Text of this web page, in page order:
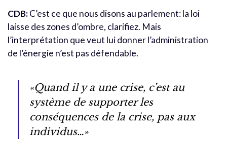
CDB:C’est ce que nous disons au parlement: la loi
laisse des zones d’ombre, clarifiez. Mais
l’interprétation que veut lui donner l’administration
de l’énergie n’est pas défendable.
«Quand il y a une crise, c’est au
système de supporter les
conséquences de la crise, pas aux
individus…»